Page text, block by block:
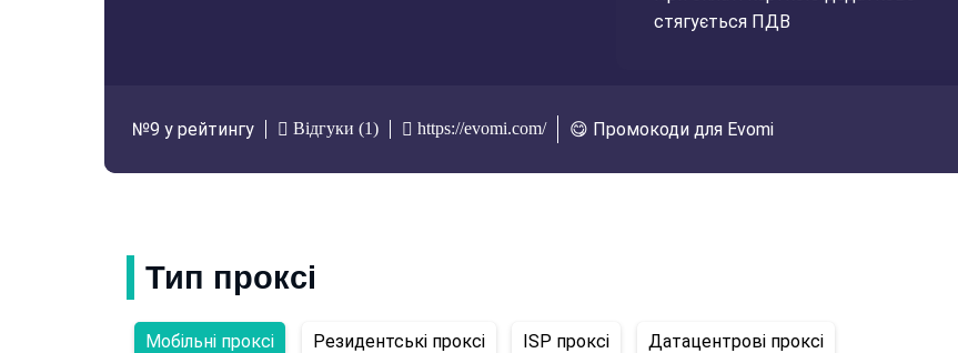
стягується ПДВ
№9 у рейтингу Відгуки (1) https://evomi.com/ 😋 Промокоди для Evomi
Тип проксі
Мобільні проксі Резидентські проксі ISP проксі Датацентрові проксі